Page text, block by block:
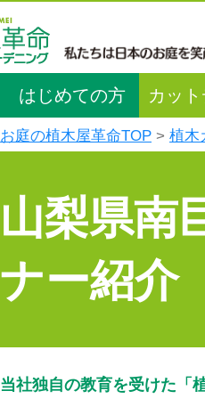
はじめての方 カッ
お庭の植木屋革命TOP 植木
山梨県南
ナー紹介
当社独自の教育を受けた「